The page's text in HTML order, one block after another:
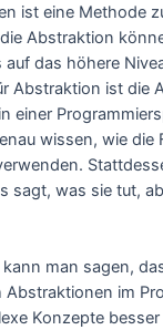
ist eine Methode
Abstraktion
das höhere
Abstraktion ist die
einer
wissen, wie die
sagt, was sie tut,
man sagen,
Abstraktionen im
Konzepte